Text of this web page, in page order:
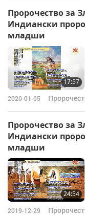
Пророчество за
Индиански
младши
17:57
2020-01-05
Пророчество за
Индиански
младши
24:54
2019-12-29